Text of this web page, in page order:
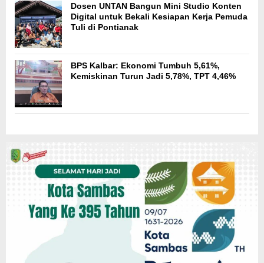
Dosen UNTAN Bangun Mini Studio Konten
Digital untuk Bekali Kesiapan Kerja Pemuda
Tuli di Pontianak
BPS Kalbar: Ekonomi Tumbuh 5,61%,
Kemiskinan Turun Jadi 5,78%, TPT 4,46%